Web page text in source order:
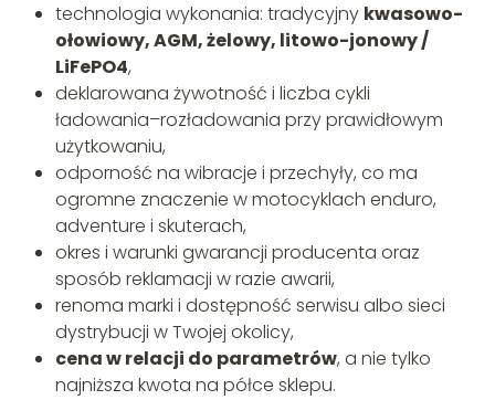
technologia wykonania: tradycyjny kwasowo-
ołowiowy, AGM, żelowy, litowo-jonowy /
LiFePO4,
deklarowana żywotność i liczba cykli
ładowania–rozładowania przy prawidłowym
użytkowaniu,
odporność na wibracje i przechyły, co ma
ogromne znaczenie w motocyklach enduro,
adventure i skuterach,
okres i warunki gwarancji producenta oraz
sposób reklamacji w razie awarii,
renoma marki i dostępność serwisu albo sieci
dystrybucji w Twojej okolicy,
cena w relacji do parametrów, a nie tylko
najniższa kwota na półce sklepu.